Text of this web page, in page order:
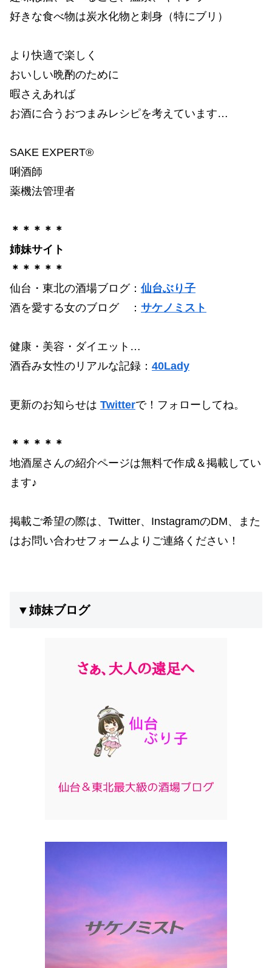
好きな食べ物は炭水化物と刺身（特にブリ）
より快適で楽しく
おいしい晩酌のために
暇さえあれば
お酒に合うおつまみレシピを考えています…
SAKE EXPERT®
唎酒師
薬機法管理者
＊＊＊＊＊
姉妹サイト
＊＊＊＊＊
仙台・東北の酒場ブログ： 仙台ぶり子
酒を愛する女のブログ ： サケノミスト
健康・美容・ダイエット…
酒呑み女性のリアルな記録： 40Lady
更新のお知らせは Twitterで！フォローしてね。
＊＊＊＊＊
地酒屋さんの紹介ページは無料で作成＆掲載してい
ます♪
掲載ご希望の際は、Twitter、InstagramのDM、また
はお問い合わせフォームよりご連絡ください！
▼姉妹ブログ